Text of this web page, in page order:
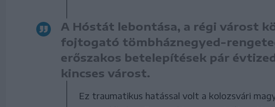
A Hóstát lebontása, a régi várost
fojtogató tömbháznegyed-
erőszakos betelepítések pár
kincses várost.
Ez traumatikus hatással volt a kolozsvári